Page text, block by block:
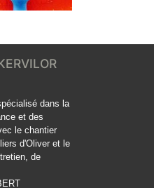
dans la
et des
le chantier
d'Oliver et le
de